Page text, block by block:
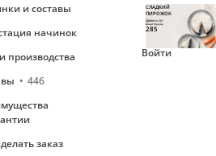
и составы
начинок
производства
446
заказ
СЛАДКИЙ
ПИРОЖОК
Уровень №1
Ваши бонусы
285
Войти